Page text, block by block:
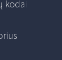
kodai